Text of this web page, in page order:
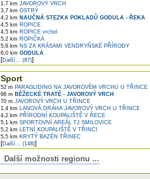
1,7 km JAVOROVÝ VRCH
3,7 km OSTRÝ
4,2 km NAUČNÁ STEZKA POKLADŮ GODULA - ŘEKA
4,5 km ROPICE
4,5 km ROPICE vrchol
5,2 km ROPIČKA
5,8 km NS ZA KRÁSAMI VENDRYŇSKÉ PŘÍRODY
6,0 km GODULA
[Další... (87)]
Sport
52 m PARAGLIDING NA JAVOROVÉM VRCHU U TŘINCE
66 m BĚŽECKÉ TRATĚ - JAVOROVÝ VRCH
70 m JAVOROVÝ VRCH U TŘINCE
1,4 km LANOVÁ DRÁHA JAVOROVÝ VRCH U TŘINCE
4,2 km PŘÍRODNÍ KOUPALIŠTĚ V ŘECE
5,1 km SPORTOVNÍ AREÁL TJ SMILOVICE
5,2 km LETNÍ KOUPALIŠTĚ V TŘINCI
5,5 km KRYTÝ BAZÉN TŘINEC
[Další... (148)]
Další možnosti regionu ...